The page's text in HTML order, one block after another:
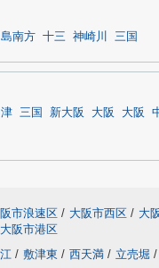
南方 十三 神崎川 三国
三国 新大阪 大阪 大阪
市浪速区 / 大阪市西区 / 大
大阪市港区
/ 敷津東 / 西天満 / 立売堀 /